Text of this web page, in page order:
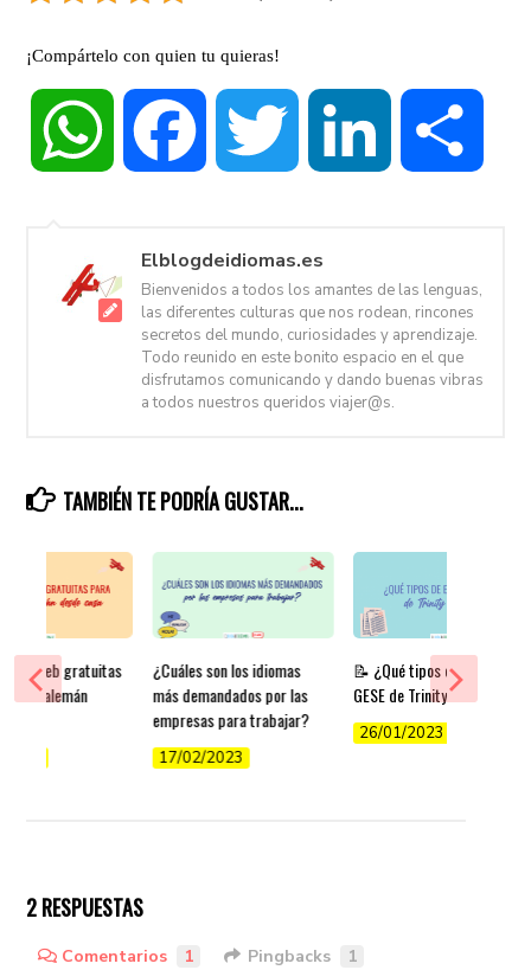
¡Compártelo con quien tu quieras!
WhatsApp Facebook Twitter LinkedIn
Elblogdeidiomas.es
Bienvenidos a todos los amantes de las lenguas,
las diferentes culturas que nos rodean, rincones
secretos del mundo, curiosidades y aprendizaje.
Todo reunido en este bonito espacio en el que
disfrutamos comunicando y dando buenas vibras
a todos nuestros queridos viajer@s.
TAMBIÉN TE PODRÍA GUSTAR...
¿Cuáles son los idiomas
más demandados por las
empresas para trabajar?
17/02/2023
📝 ¿Qué tipos de exámenes
GESE de Trinity existen?
26/01/2023
web gratuitas
alemán
2 RESPUESTAS
Comentarios 1 Pingbacks 1